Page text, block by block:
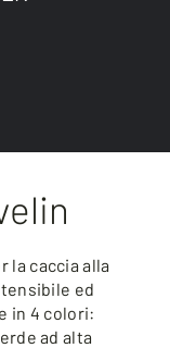
la caccia alla
ed
in 4 colori:
ad alta